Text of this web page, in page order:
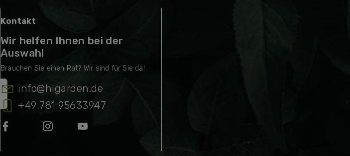
Kontakt
Wir helfen Ihnen bei der
Auswahl
info@higarden.de
+49 781 95633947